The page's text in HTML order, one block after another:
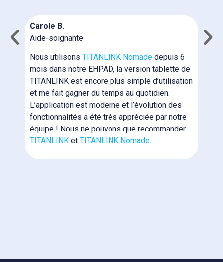
Carole B.
Aide-soignante
Nous utilisons TITANLINK Nomade depuis 6
mois dans notre EHPAD, la version tablette de
TITANLINK est encore plus simple d’utilisation
et me fait gagner du temps au quotidien.
L’application est moderne et l’évolution des
fonctionnalités a été très appréciée par notre
équipe ! Nous ne pouvons que recommander
TITANLINK et TITANLINK Nomade.